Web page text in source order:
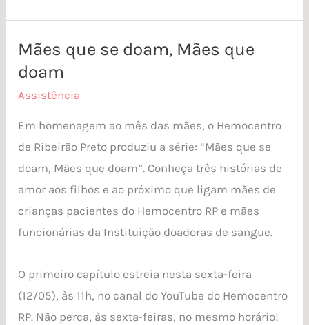
Mães que se doam, Mães que
doam
Assistência
Em homenagem ao mês das mães, o Hemocentro
de Ribeirão Preto produziu a série: “Mães que se
doam, Mães que doam”. Conheça três histórias de
amor aos filhos e ao próximo que ligam mães de
crianças pacientes do Hemocentro RP e mães
funcionárias da Instituição doadoras de sangue.
O primeiro capítulo estreia nesta sexta-feira
(12/05), às 11h, no canal do YouTube do Hemocentro
RP. Não perca, às sexta-feiras, no mesmo horário!
Mães
que
se
Mães
que
doam